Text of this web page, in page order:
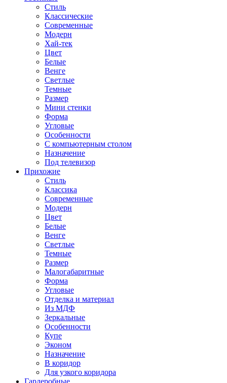
Стиль
Классические
Современные
Модерн
Хай-тек
Цвет
Белые
Венге
Светлые
Темные
Размер
Мини стенки
Форма
Угловые
Особенности
С компьютерным столом
Назначение
Под телевизор
Прихожие
Стиль
Классика
Современные
Модерн
Цвет
Белые
Венге
Светлые
Темные
Размер
Малогабаритные
Форма
Угловые
Отделка и материал
Из МДФ
Зеркальные
Особенности
Купе
Эконом
Назначение
В коридор
Для узкого коридора
Гардеробные